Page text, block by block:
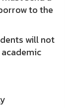
to the
will not